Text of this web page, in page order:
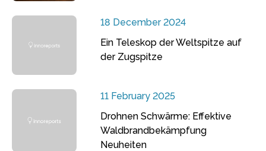
18 December 2024
Ein Teleskop der Weltspitze auf
der Zugspitze
11 February 2025
Drohnen Schwärme: Effektive
Waldbrandbekämpfung
Neuheiten